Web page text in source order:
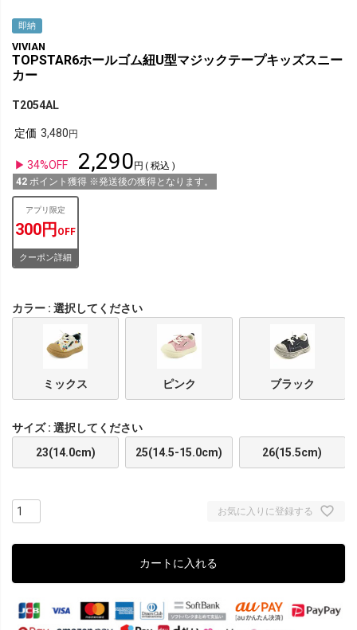
即納
VIVIAN
TOPSTAR6ホールゴム紐U型マジックテープキッズスニー
カー
T2054AL
定価 3,480
34%OFF 2,290
税込
42 ポイント獲得 ※発送後の獲得となります。
アプリ限定
300円 OFF
クーポン詳細
カラー 選択してください
ミックス ピンク ブラック
サイズ
選択してください
23(14.0cm)
25(14.5-15.0cm) 26(15.5cm)
お気に入りに登録する
カートに入れる